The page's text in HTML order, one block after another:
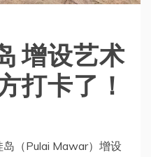
增设艺术
打卡了！
岛（Pulai Mawar）增设